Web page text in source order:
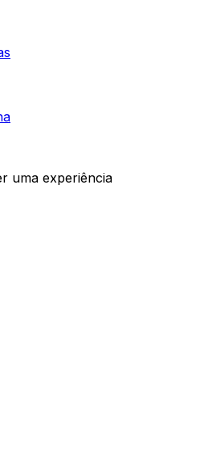
uma experiência